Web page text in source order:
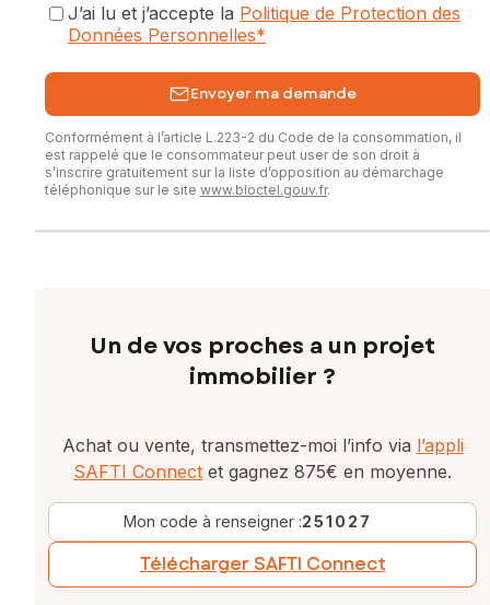
J’ai lu et j’accepte la Politique de Protection des
Données Personnelles*
Envoyer ma demande
Conformément à l’article L.223-2 du Code de la consommation, il
est rappelé que le consommateur peut user de son droit à
s’inscrire gratuitement sur la liste d’opposition au démarchage
téléphonique sur le site www.bloctel.gouv.fr.
Un de vos proches a un projet
immobilier ?
Achat ou vente, transmettez-moi l’info via l’appli
SAFTI Connect et gagnez 875€ en moyenne.
Mon code à renseigner :251027
Télécharger SAFTI Connect